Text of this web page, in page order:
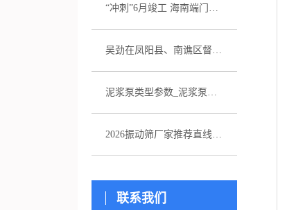
“冲刺”6月竣工 海南端门岭矿区（二期）年产530万吨花岗岩骨料项目综合楼封顶
吴劲在凤阳县、南谯区督导杰出生态环境问题整改作业
泥浆泵类型参数_泥浆泵选型_图片
2026振动筛厂家推荐直线振动筛超声波直排厂家优选指南！
联系我们